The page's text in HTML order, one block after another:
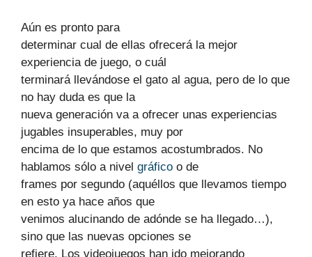
Aún es pronto para
determinar cual de ellas ofrecerá la mejor
experiencia de juego, o cuál
terminará llevándose el gato al agua, pero de lo que
no hay duda es que la
nueva generación va a ofrecer unas experiencias
jugables insuperables, muy por
encima de lo que estamos acostumbrados. No
hablamos sólo a nivel gráfico o de
frames por segundo (aquéllos que llevamos tiempo
en esto ya hace años que
venimos alucinando de adónde se ha llegado…),
sino que las nuevas opciones se
refiere. Los videojuegos han ido mejorando